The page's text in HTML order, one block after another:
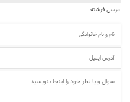
مرسی فرشته